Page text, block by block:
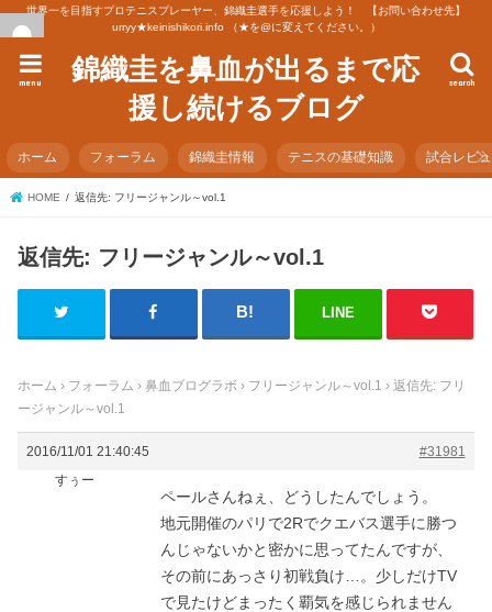
世界一を目指すプロテニスプレーヤー、錦織圭選手を応援しよう！ 【お問い合わせ先】
urryy★keinishikori.info （★を@に変えてください。）
錦織圭を鼻血が出るまで応
援し続けるブログ
search
menu
ホーム フォーラム 錦織圭情報 テニスの基礎知識 試合レビ
HOME 返信先: フリージャンル～vol.1
返信先: フリージャンル～vol.1
LINE
ホーム › フォーラム › 鼻血ブログラボ › フリージャンル～vol.1 › 返信先: フリ
ージャンル～vol.1
2016/11/01 21:40:45
#31981
すぅー
ペールさんねぇ、どうしたんでしょう。
地元開催のパリで2Rでクエバス選手に勝つ
んじゃないかと密かに思ってたんですが、
その前にあっさり初戦負け…。少しだけTV
で見たけどまったく覇気を感じられません